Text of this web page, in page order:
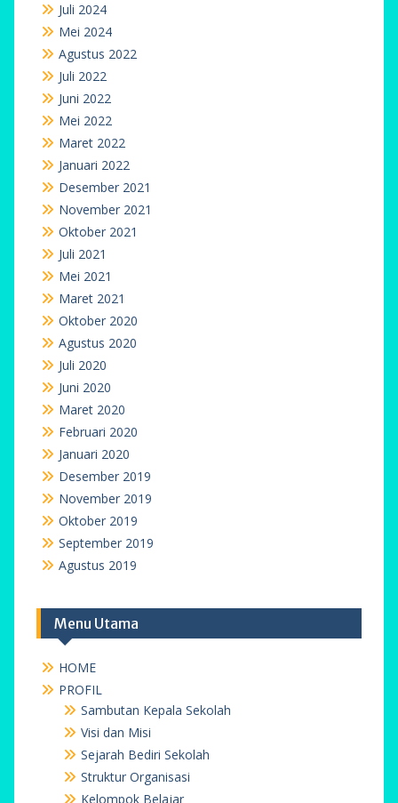
Juli 2024
Mei 2024
Agustus 2022
Juli 2022
Juni 2022
Mei 2022
Maret 2022
Januari 2022
Desember 2021
November 2021
Oktober 2021
Juli 2021
Mei 2021
Maret 2021
Oktober 2020
Agustus 2020
Juli 2020
Juni 2020
Maret 2020
Februari 2020
Januari 2020
Desember 2019
November 2019
Oktober 2019
September 2019
Agustus 2019
Menu Utama
HOME
PROFIL
Sambutan Kepala Sekolah
Visi dan Misi
Sejarah Bediri Sekolah
Struktur Organisasi
Kelompok Belajar